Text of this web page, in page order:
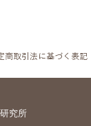
商取引法に基づく表記
究所